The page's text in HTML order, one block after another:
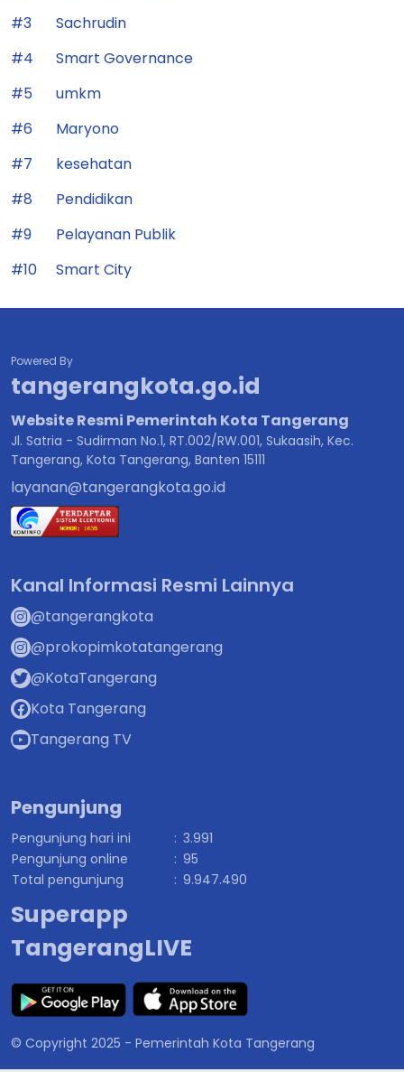
#3
Sachrudin
#4
Smart Governance
#5
umkm
#6
Maryono
#7
kesehatan
#8
Pendidikan
#9
Pelayanan Publik
#10
Smart City
Powered By
tangerangkota.go.id
Website Resmi Pemerintah Kota Tangerang
Jl. Satria - Sudirman No.1, RT.002/RW.001, Sukaasih, Kec.
Tangerang, Kota Tangerang, Banten 15111
layanan@tangerangkota.go.id
Kanal Informasi Resmi Lainnya
@tangerangkota
@prokopimkotatangerang
@KotaTangerang
Kota Tangerang
Tangerang TV
Pengunjung
Pengunjung hari ini : 3.991
Pengunjung online
: 95
Total pengunjung
: 9.947.490
Superapp
TangerangLIVE
© Copyright 2025 - Pemerintah Kota Tangerang